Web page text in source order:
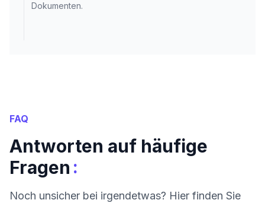
Dokumenten.
FAQ
Antworten auf häufige
Fragen :
Noch unsicher bei irgendetwas? Hier finden Sie